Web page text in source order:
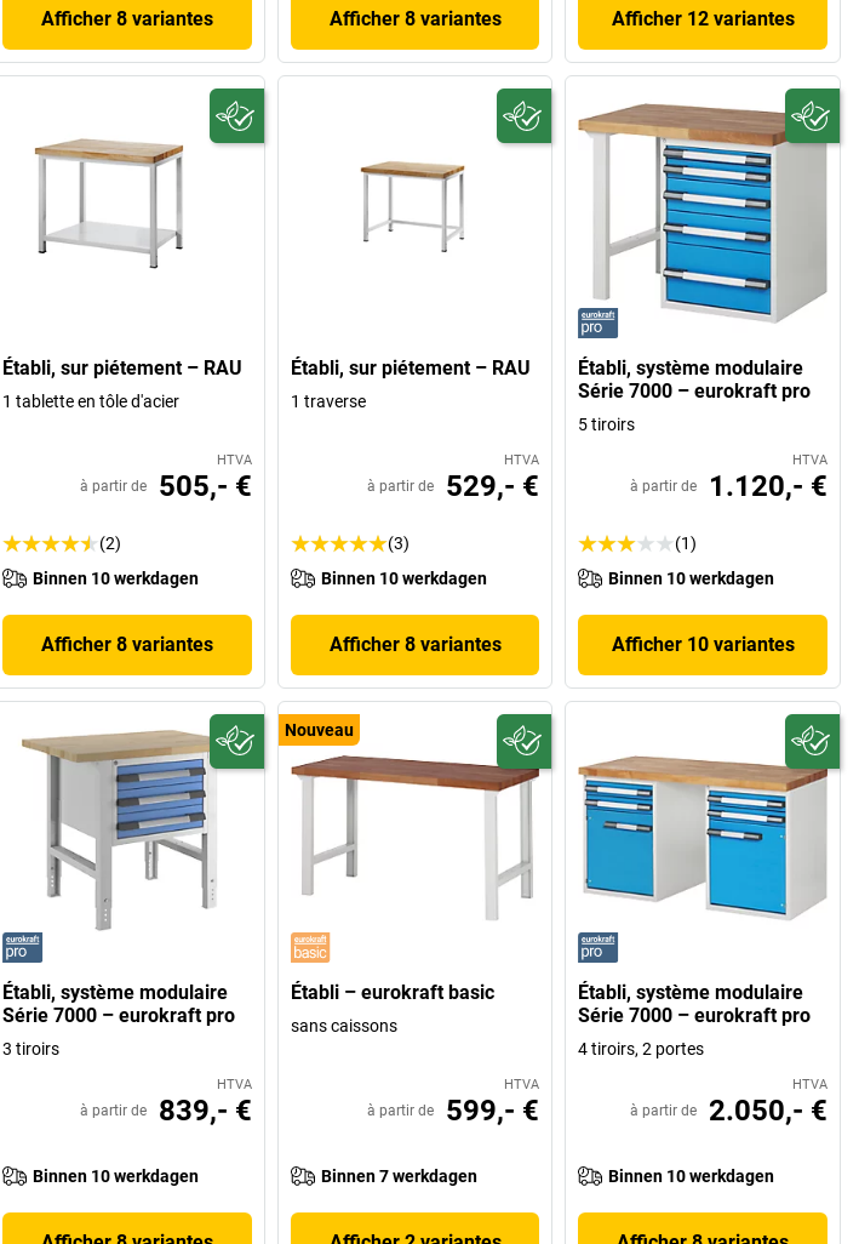
Afficher 8 variantes Afficher 8 variantes Afficher 12 variantes
Établi, sur piétement – RAU
1 tablette en tôle d'acier
HTVA
à partir de 505,- €
(2)
Binnen 10 werkdagen
Afficher 8 variantes
Établi, sur piétement – RAU
1 traverse
HTVA
à partir de 529,- €
(3)
Binnen 10 werkdagen
Afficher 8 variantes
Établi, système modulaire
Série 7000 – eurokraft pro
5 tiroirs
HTVA
à partir de 1.120,- €
(1)
Binnen 10 werkdagen
Afficher 10 variantes
Établi, système modulaire
Série 7000 – eurokraft pro
3 tiroirs
HTVA
à partir de 839,- €
Binnen 10 werkdagen
Nouveau
Établi – eurokraft basic
sans caissons
HTVA
à partir de 599,- €
Binnen 7 werkdagen
Établi, système modulaire
Série 7000 – eurokraft pro
4 tiroirs, 2 portes
HTVA
à partir de 2.050,- €
Binnen 10 werkdagen